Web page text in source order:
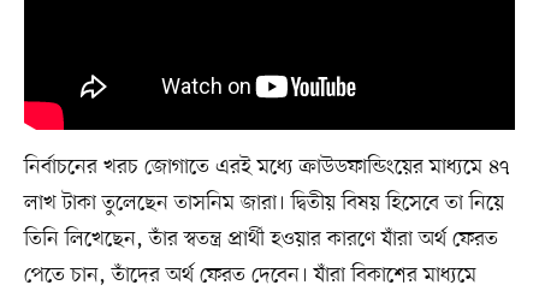
নির্বাচনের খরচ জোগাতে এরই মধ্যে ক্রাউডফান্ডিংয়ের মাধ্যমে ৪৭
লাখ টাকা তুলেছেন তাসনিম জারা। দ্বিতীয় বিষয় হিসেবে তা নিয়ে
তিনি লিখেছেন, তাঁর স্বতন্ত্র প্রার্থী হওয়ার কারণে যাঁরা অর্থ ফেরত
পেতে চান, তাঁদের অর্থ ফেরত দেবেন। যাঁরা বিকাশের মাধ্যমে